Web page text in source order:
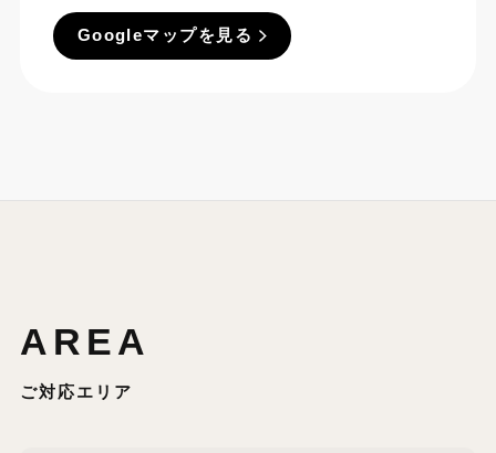
Googleマップを見る
AREA
ご対応エリア